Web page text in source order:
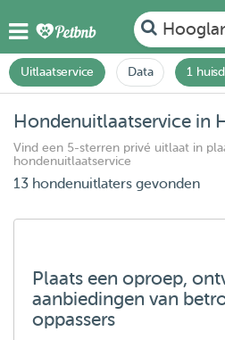
Uitlaatservice Data 1
Hondenuitlaatservice in
Vind een 5-sterren privé uitlaat in
hondenuitlaatservice
13 hondenuitlaters gevonden
Plaats een oproep,
aanbiedingen van
oppassers